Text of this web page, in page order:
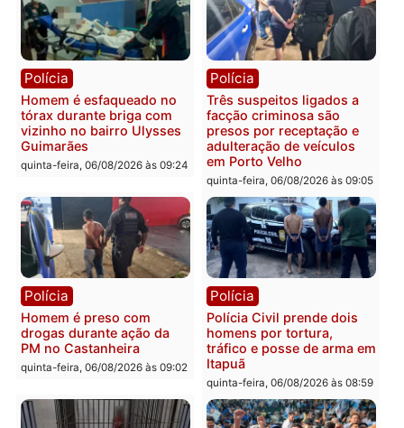
Tragédia na BR-364:
colisão entre caminhão e
carro deixa quatro mortos
em Porto Velho
quinta-feira, 06/08/2026 às 20:51
Ministro Dias Tofolli , do
TSE, determina
e processamento da
que pode levar à perda
mandato da prefeita de
Pimenta Bueno
quinta-feira, 06/08/2026 às
Polícia
Policiais militares
recuperam moto furtada e
prendem trio na zona
Leste
quinta-feira, 06/08/2026 às 09:28
Polícia
Jovem é encontrado
na Rua dos Cravos e
é investigado pela
em RO
quinta-feira, 06/08/2026 às